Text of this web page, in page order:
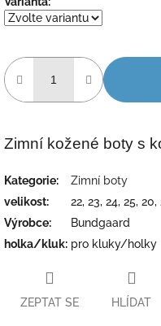
cena:
Zimní kožené boty s
Kategorie:
Zimní boty
velikost:
22, 23, 24, 25, 20,
Výrobce:
Bundgaard
holka/kluk: pro kluky/holky
ZEPTAT SE HLÍDAT